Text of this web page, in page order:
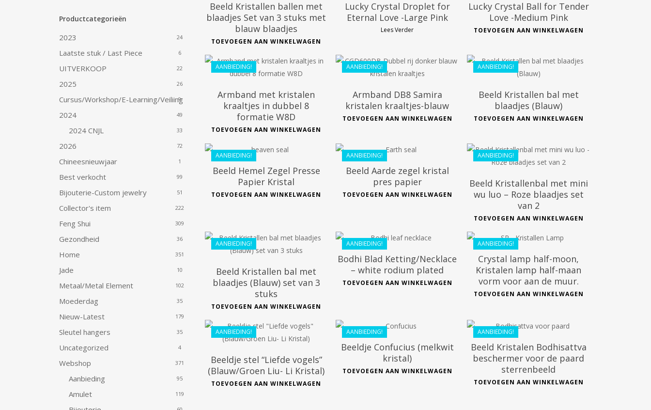
Productcategorieën
2023 24
Laatste stuk / Last Piece 6
UITVERKOOP 22
2025 26
Cursus/Workshop/E-Learning/Veiliing
9
2024 49
2024 CNJL 33
2026 72
Chineesnieuwjaar 1
Best verkocht 99
Bijouterie-Custom jewelry 51
Collector's item 222
Feng Shui 309
Gezondheid 36
Home 351
Jade 10
Metaal/Metal Element 102
Moederdag 35
Nieuw-Latest 179
Sleutel hangers 35
Uncategorized 4
Webshop 371
Aanbieding 95
Amulet 119
Beeld Kristallen ballen met
blaadjes Set van 3 stuks met
blauw blaadjes
TOEVOEGEN AAN WINKELWAGEN
Lucky Crystal Droplet for
Eternal Love -Large Pink
Lees Verder
Lucky Crystal Ball for Tender
Love -Medium Pink
TOEVOEGEN AAN WINKELWAGEN
AANBIEDING!
€28.99
26.09
Armband met kristalen
kraaltjes in dubbel 8
formatie W8D
TOEVOEGEN AAN WINKELWAGEN
AANBIEDING!
€38.99
Armband DB8 Samira
kristalen kraaltjes-blauw
TOEVOEGEN AAN WINKELWAGEN
AANBIEDING!
€24.29
Beeld Kristallen bal met
blaadjes (Blauw)
TOEVOEGEN AAN WINKELWAGEN
AANBIEDING!
€54.99
Beeld Hemel Zegel Presse
Papier Kristal
TOEVOEGEN AAN WINKELWAGEN
AANBIEDING!
€54.99
Beeld Aarde zegel kristal
pres papier
TOEVOEGEN AAN WINKELWAGEN
AANBIEDING!
€
37.79
Beeld Kristallenbal met mini
wu luo – Roze blaadjes set
van 2
TOEVOEGEN AAN WINKELWAGEN
AANBIEDING!€33.29
Beeld Kristallen bal met
blaadjes (Blauw) set van 3
stuks
TOEVOEGEN AAN WINKELWAGEN
AANBIEDING!
€111.99
Bodhi Blad Ketting/Necklace
– white rodium plated
TOEVOEGEN AAN WINKELWAGEN
AANBIEDING!
€388.80
€269.99
Crystal lamp half-moon,
Kristalen lamp half-maan
vorm voor aan de muur.
TOEVOEGEN AAN WINKELWAGEN
AANBIEDING!
€288.99
261.99
Beeldje stel “Liefde vogels”
(Blauw/Groen Liu- Li Kristal)
TOEVOEGEN AAN WINKELWAGEN
AANBIEDING!
Beeldje Confucius (melkwit
kristal)
TOEVOEGEN AAN WINKELWAGEN
AANBIEDING!
€44.99
Beeld Kristalen Bodhisattva
beschermer voor de paard
sterrenbeeld
TOEVOEGEN AAN WINKELWAGEN